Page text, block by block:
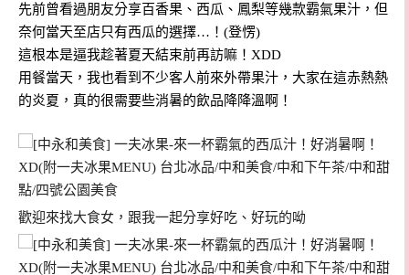
先前曾看過朋友分享百香果、西瓜、鳳梨等幾款霸氣果汁，但
奈何當天至店只有西瓜的選擇…！(登愣)
這根本是逼我趁著夏天結束前再訪嘛！XDD
用餐當天，我也看到不少客人前來外帶果汁，大家在這赤熱熱
的炎夏，真的很需要些消暑的飲品降降溫啊！
歡迎來找大食女，跟我一起分享好吃、好玩的呦